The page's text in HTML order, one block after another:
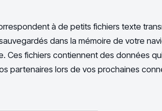
à de petits fichiers texte
dans la mémoire de votre
Ces fichiers contiennent des données
partenaires lors de vos prochaines